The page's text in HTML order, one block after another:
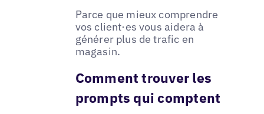
Parce que mieux comprendre
vos client·es vous aidera à
générer plus de trafic en
magasin.
Comment trouver les
prompts qui comptent